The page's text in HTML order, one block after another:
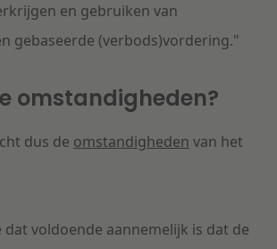
en gebruiken van
gebaseerde (verbods)vordering."
omstandigheden?
dus de omstandigheden van het
dat voldoende aannemelijk is dat de